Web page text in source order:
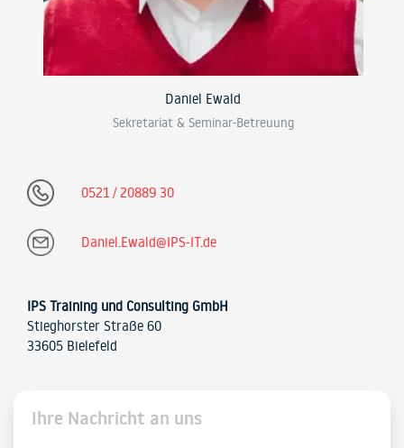
Daniel Ewald
Sekretariat & Seminar-Betreuung
0521 / 20889 30
Daniel.Ewald@IPS-IT.de
IPS Training und Consulting GmbH
Stieghorster Straße 60
33605 Bielefeld